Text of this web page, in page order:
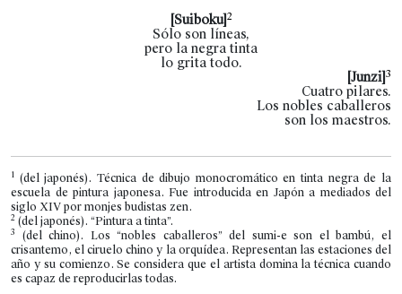
[Suiboku]2
Sólo son líneas,
pero la negra tinta
lo grita todo.
[Junzi] 3
Cuatro pilares.
Los nobles caballeros
son los maestros.
1 (del japonés). Técnica de dibujo monocromático en tinta negra de la
escuela de pintura japonesa. Fue introducida en Japón a mediados del
siglo XIV por monjes budistas zen.
2 (del japonés). “Pintura a tinta”.
3
(del chino). Los “nobles caballeros” del sumi-e son el bambú, el
crisantemo, el ciruelo chino y la orquídea. Representan las estaciones del
año y su comienzo. Se considera que el artista domina la técnica cuando
es capaz de reproducirlas todas.